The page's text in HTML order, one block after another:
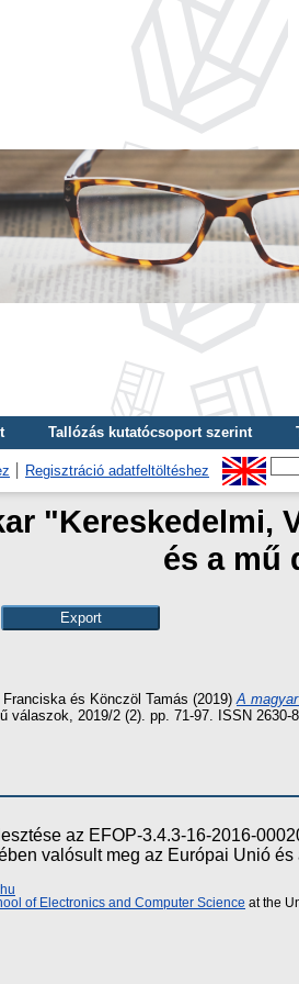
Tallózás kutatócsoport szerint
Regisztráció adatfeltöltéshez
"Kereskedelmi,
és a mű
Franciska és Könczöl Tamás (2019) A
2019/2 (2). pp. 71-97. ISSN 2630-
az EFOP-3.4.3-16-2016-
valósult meg az Európai Unió
of Electronics and Computer Science at the